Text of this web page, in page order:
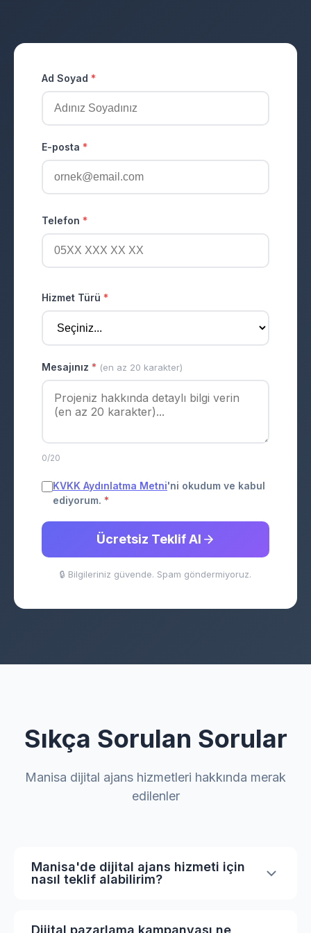
Ad Soyad *
E-posta *
Telefon *
Hizmet Türü *
Mesajınız * (en az 20 karakter)
0/20
KVKK Aydınlatma Metni'ni okudum ve kabul
ediyorum. *
Ücretsiz Teklif Al
🔒 Bilgileriniz güvende. Spam göndermiyoruz.
Sıkça Sorulan Sorular
Manisa dijital ajans hizmetleri hakkında merak
edilenler
Manisa'de dijital ajans hizmeti için
nasıl teklif alabilirim?
sayfamızdaki formu doldurabilir veya bize
Dijital pazarlama kampanyası ne